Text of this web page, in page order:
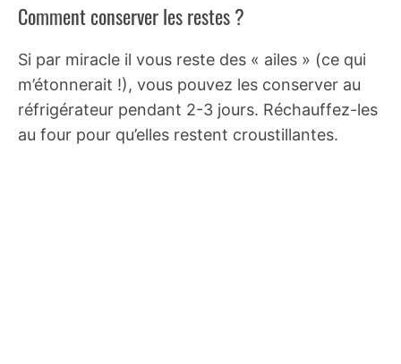
Comment conserver les restes ?
Si par miracle il vous reste des « ailes » (ce qui
m’étonnerait !), vous pouvez les conserver au
réfrigérateur pendant 2-3 jours. Réchauffez-les
au four pour qu’elles restent croustillantes.